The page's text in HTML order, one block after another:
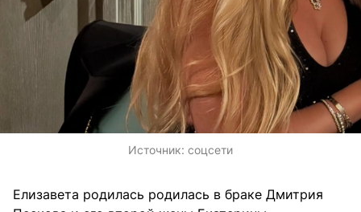
Источник: соцсети
Елизавета родилась родилась в браке Дмитрия